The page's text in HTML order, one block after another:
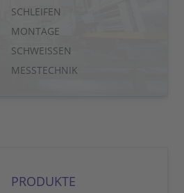
SCHLEIFEN
MONTAGE
SCHWEISSEN
MESSTECHNIK
PRODUKTE